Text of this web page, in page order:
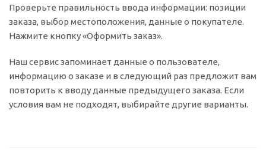
Проверьте правильность ввода информации: позиции
заказа, выбор местоположения, данные о покупателе.
Нажмите кнопку «Оформить заказ».
Наш сервис запоминает данные о пользователе,
информацию о заказе и в следующий раз предложит вам
повторить к вводу данные предыдущего заказа. Если
условия вам не подходят, выбирайте другие варианты.